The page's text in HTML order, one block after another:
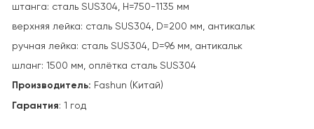
штанга: сталь SUS304, H=750-1135 мм
верхняя лейка: сталь SUS304, D=200 мм, антикальк
ручная лейка: сталь SUS304, D=96 мм, антикальк
шланг: 1500 мм, оплётка сталь SUS304
Производитель: Fashun (Китай)
Гарантия: 1 год